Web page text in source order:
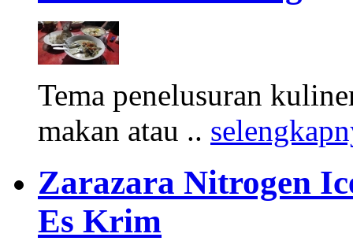
Tema penelusuran
makan atau ..
Zarazara Nitrogen
Es Krim